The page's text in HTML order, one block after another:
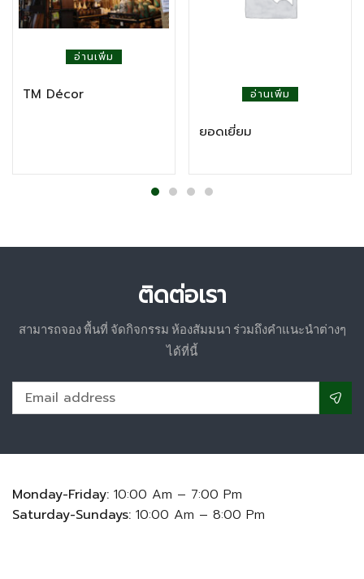
อ่านเพิ่ม
TM Décor อ่านเพิ่ม
ยอดเยี่ยม
ติดต่อเรา
สามารถจอง พื้นที่ จัดกิจกรรม ห้องสัมมนา ร่วมถึงคำแนะนำต่างๆ
ได้ที่นี้
Monday-Friday: 10:00 Am – 7:00 Pm
Saturday-Sundays: 10:00 Am – 8:00 Pm